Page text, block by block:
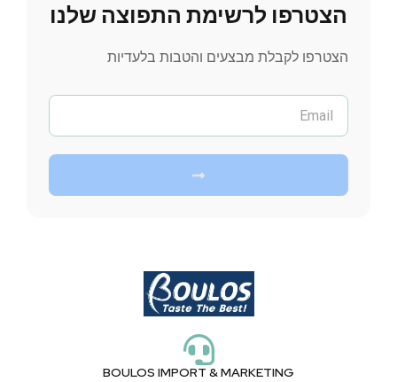
הצטרפו לרשימת התפוצה שלנו
הצטרפו לקבלת מבצעים והטבות בלעדיות
BOULOS IMPORT & MARKETING